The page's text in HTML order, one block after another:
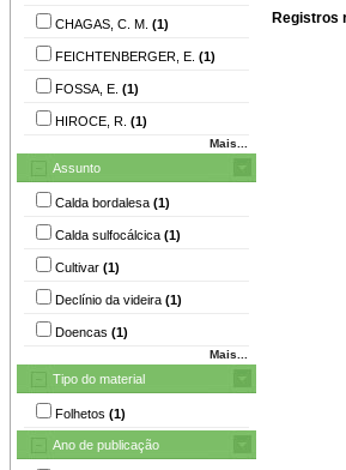
CHAGAS, C. M. (1)
FEICHTENBERGER, E. (1)
FOSSA, E. (1)
HIROCE, R. (1)
Mais...
Assunto
Calda bordalesa (1)
Calda sulfocálcica (1)
Cultivar (1)
Declínio da videira (1)
Doencas (1)
Mais...
Tipo do material
Folhetos (1)
Ano de publicação
Registros